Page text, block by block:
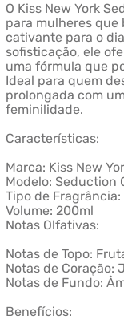
O Kiss New York
para mulheres que
cativante para o
sofisticação, ele
uma fórmula que
Ideal para quem
prolongada com
feminilidade.
Características:
Marca: Kiss New
Modelo: Seduction
Tipo de
Volume: 200ml
Notas Olfativas:
Notas de Topo:
Notas de Coração:
Notas de Fundo:
Benefícios: